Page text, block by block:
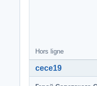
Hors ligne
cece19